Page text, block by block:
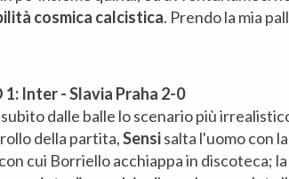
cosmica calcistica. Prendo la mia
1: Inter - Slavia Praha 2-0
dalle balle lo scenario più
della partita,Sensisalta l'uomo con
cui Borriello acchiappa in discoteca;